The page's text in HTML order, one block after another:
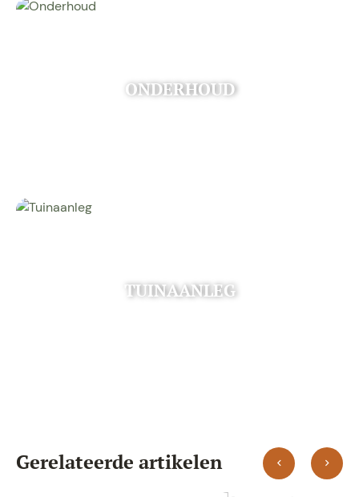
ONDERHOUD
TUINAANLEG
Gerelateerde artikelen